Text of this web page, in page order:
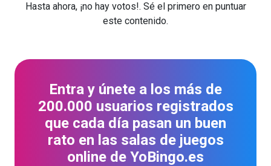
Hasta ahora, ¡no hay votos!. Sé el primero en puntuar
este contenido.
Entra y únete a los más de
200.000 usuarios registrados
que cada día pasan un buen
rato en las salas de juegos
online de YoBingo.es